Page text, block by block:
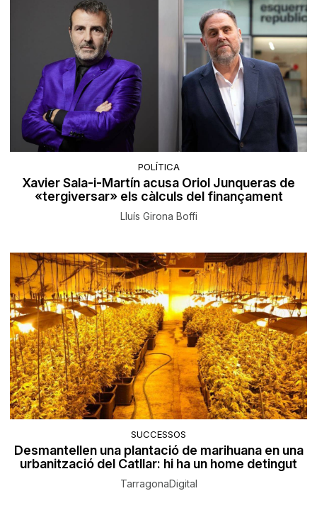
POLÍTICA
Xavier Sala-i-Martín acusa Oriol Junqueras de
«tergiversar» els càlculs del finançament
Lluís Girona Boffi
SUCCESSOS
Desmantellen una plantació de marihuana en una
urbanització del Catllar: hi ha un home detingut
TarragonaDigital